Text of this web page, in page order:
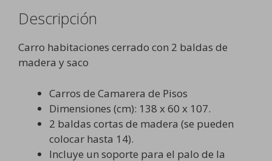
Descripción
Carro habitaciones cerrado con 2 baldas de
madera y saco
Carros de Camarera de Pisos
Dimensiones (cm): 138 x 60 x 107.
2 baldas cortas de madera (se pueden
colocar hasta 14).
Incluye un soporte para el palo de la